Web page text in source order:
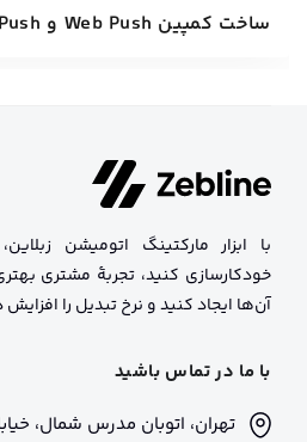
ساخت کمپین Web Push و App Push در زبلاین
با ابزار مارکتینگ اتومیشن
خودکارسازی کنید، تجربهٔ مشتری
آن‌ها ایجاد کنید و نرخ تبدیل را
با ما در تماس باشید
تهران، اتوبان مدرس شمال،